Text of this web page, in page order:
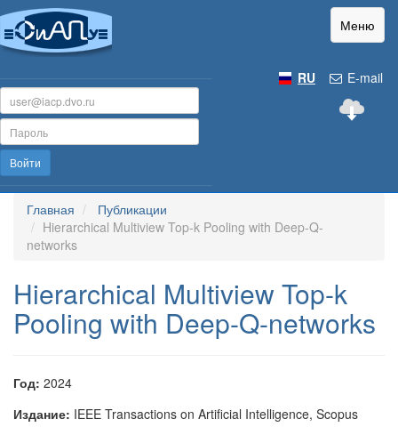
Меню
E-mail
RU
Войти
Главная
Публикации
Hierarchical Multiview Top-k Pooling with Deep-Q-
networks
Hierarchical Multiview Top-k
Pooling with Deep-Q-networks
Год: 2024
Издание: IEEE Transactions on Artificial Intelligence, Scopus